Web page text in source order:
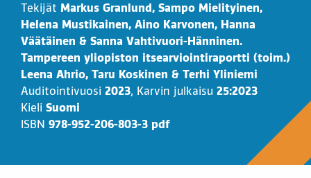
Tekijät Markus Granlund, Sampo Mielityinen,
Helena Mustikainen, Aino Karvonen, Hanna
Väätäinen & Sanna Vahtivuori-Hänninen.
Tampereen yliopiston itsearviointiraportti (toim.)
Leena Ahrio, Taru Koskinen & Terhi Yliniemi
Auditointivuosi 2023, Karvin julkaisu 25:2023
Kieli Suomi
ISBN 978-952-206-803-3 pdf